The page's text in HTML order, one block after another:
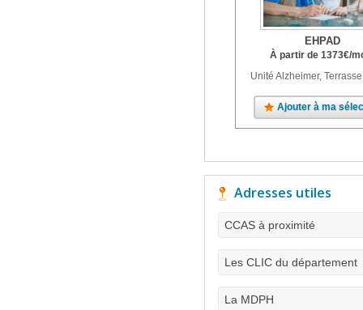
EHPAD
À partir de 1373€/
Unité Alzheimer,
Ajouter à ma
Adresses utiles
CCAS à proximité
Les CLIC du département
La MDPH